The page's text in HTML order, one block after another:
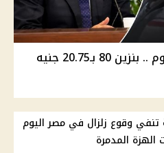
أسعار الوقود في مصر اليوم .. بنزين 80 بـ20.75 جنيه
تنفي وقوع زلزال في مصر اليوم
المدمرة